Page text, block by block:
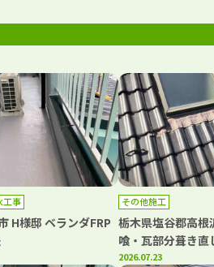
工事
H様邸 ベランダFRP
その他施工
栃木県塩谷郡高根
喰・瓦部分葺き直
2026.07.23